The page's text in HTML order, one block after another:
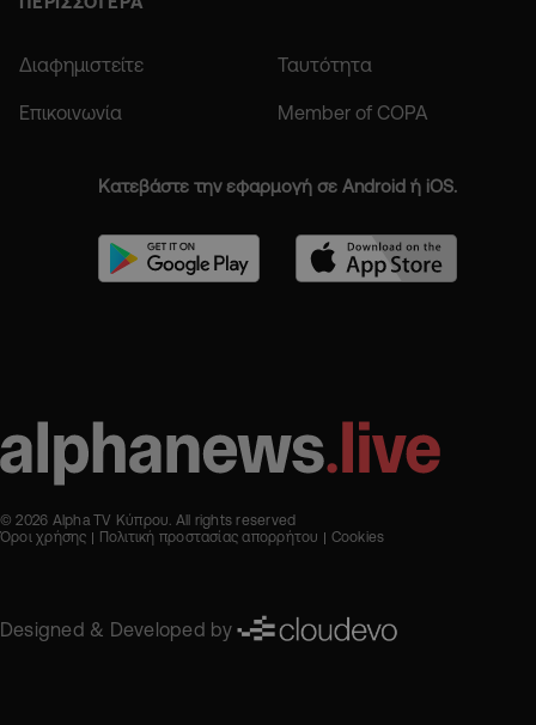
Διαφημιστείτε Ταυτότητα
Επικοινωνία Member of COPA
Κατεβάστε την εφαρμογή σε Android ή iOS.
© 2026 Alpha TV Κύπρου. All rights reserved
Όροι χρήσης
Πολιτική προστασίας απορρήτου Cookies
Designed & Developed by